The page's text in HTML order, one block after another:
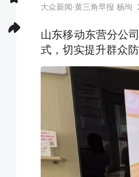
大众新闻·黄三角早报 杨珣
山东移动东营分公
式，切实提升群众防